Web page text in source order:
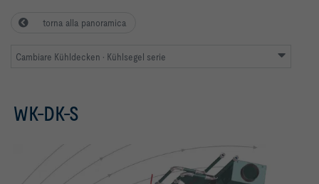
torna alla panoramica
Cambiare Kühldecken · Kühlsegel serie
WK-DK-S